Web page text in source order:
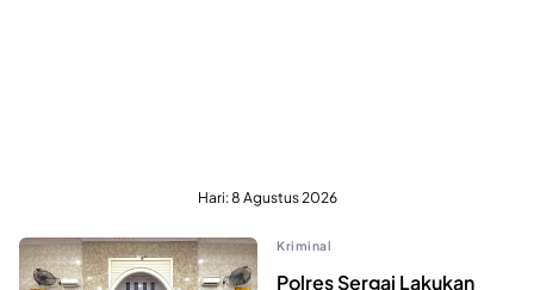
Hari:8 Agustus 2026
Kriminal
Polres Sergai Lakukan